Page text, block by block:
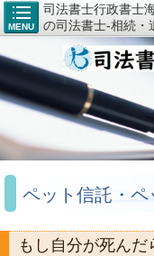
MENU
司法書士行政書士
の司法書士-相続・
登記のご相談なら
ペット信託・ペ
もし自分が死んだ